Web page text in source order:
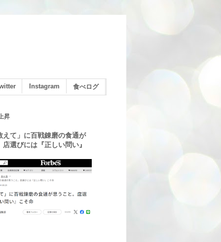
Instagram 食べログ
昇
えて」に百戦錬磨の食通が
選びには『正しい問い』